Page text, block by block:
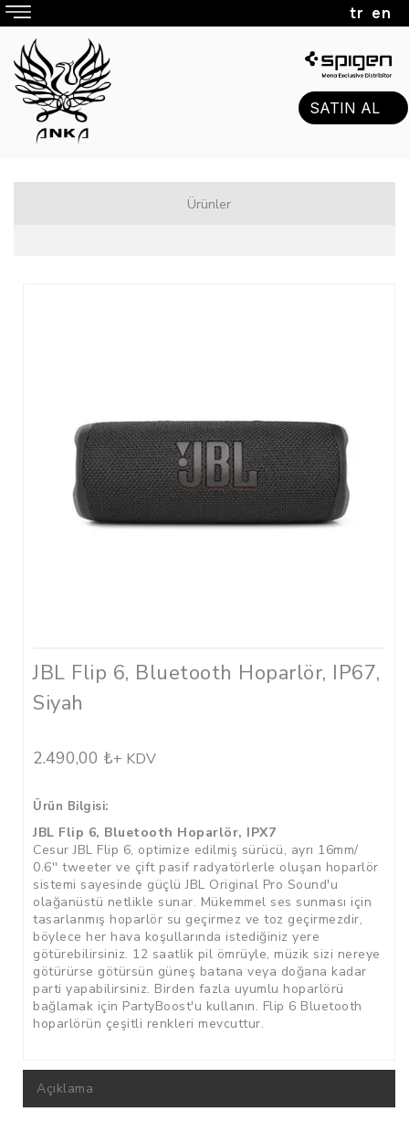
Ürünler
Kulaklık
Harman Kordon
Hoparlör
Ses Sistemleri
Hoparlör
Kulaklık
Urbanears
Çanta
Hama
Görüntü Kabloları
HDMI Kablolar
Switch & Dağıtıcılar
Adaptörler
Ses Kabloları
JBL Flip 6, Bluetooth Hoparlör, IP67,
Siyah
2.490,00 ₺+ KDV
Ürün Bilgisi:
JBL Flip 6, Bluetooth Hoparlör, IPX7
Cesur JBL Flip 6, optimize edilmiş sürücü, ayrı 16mm/
0.6'' tweeter ve çift pasif radyatörlerle oluşan hoparlör
sistemi sayesinde güçlü JBL Original Pro Sound'u
olağanüstü netlikle sunar. Mükemmel ses sunması için
tasarlanmış hoparlör su geçirmez ve toz geçirmezdir,
böylece her hava koşullarında istediğiniz yere
götürebilirsiniz. 12 saatlik pil ömrüyle, müzik sizi nereye
götürürse götürsün güneş batana veya doğana kadar
parti yapabilirsiniz. Birden fazla uyumlu hoparlörü
bağlamak için PartyBoost'u kullanın. Flip 6 Bluetooth
hoparlörün çeşitli renkleri mevcuttur.
Açıklama
SATIN AL
tr en